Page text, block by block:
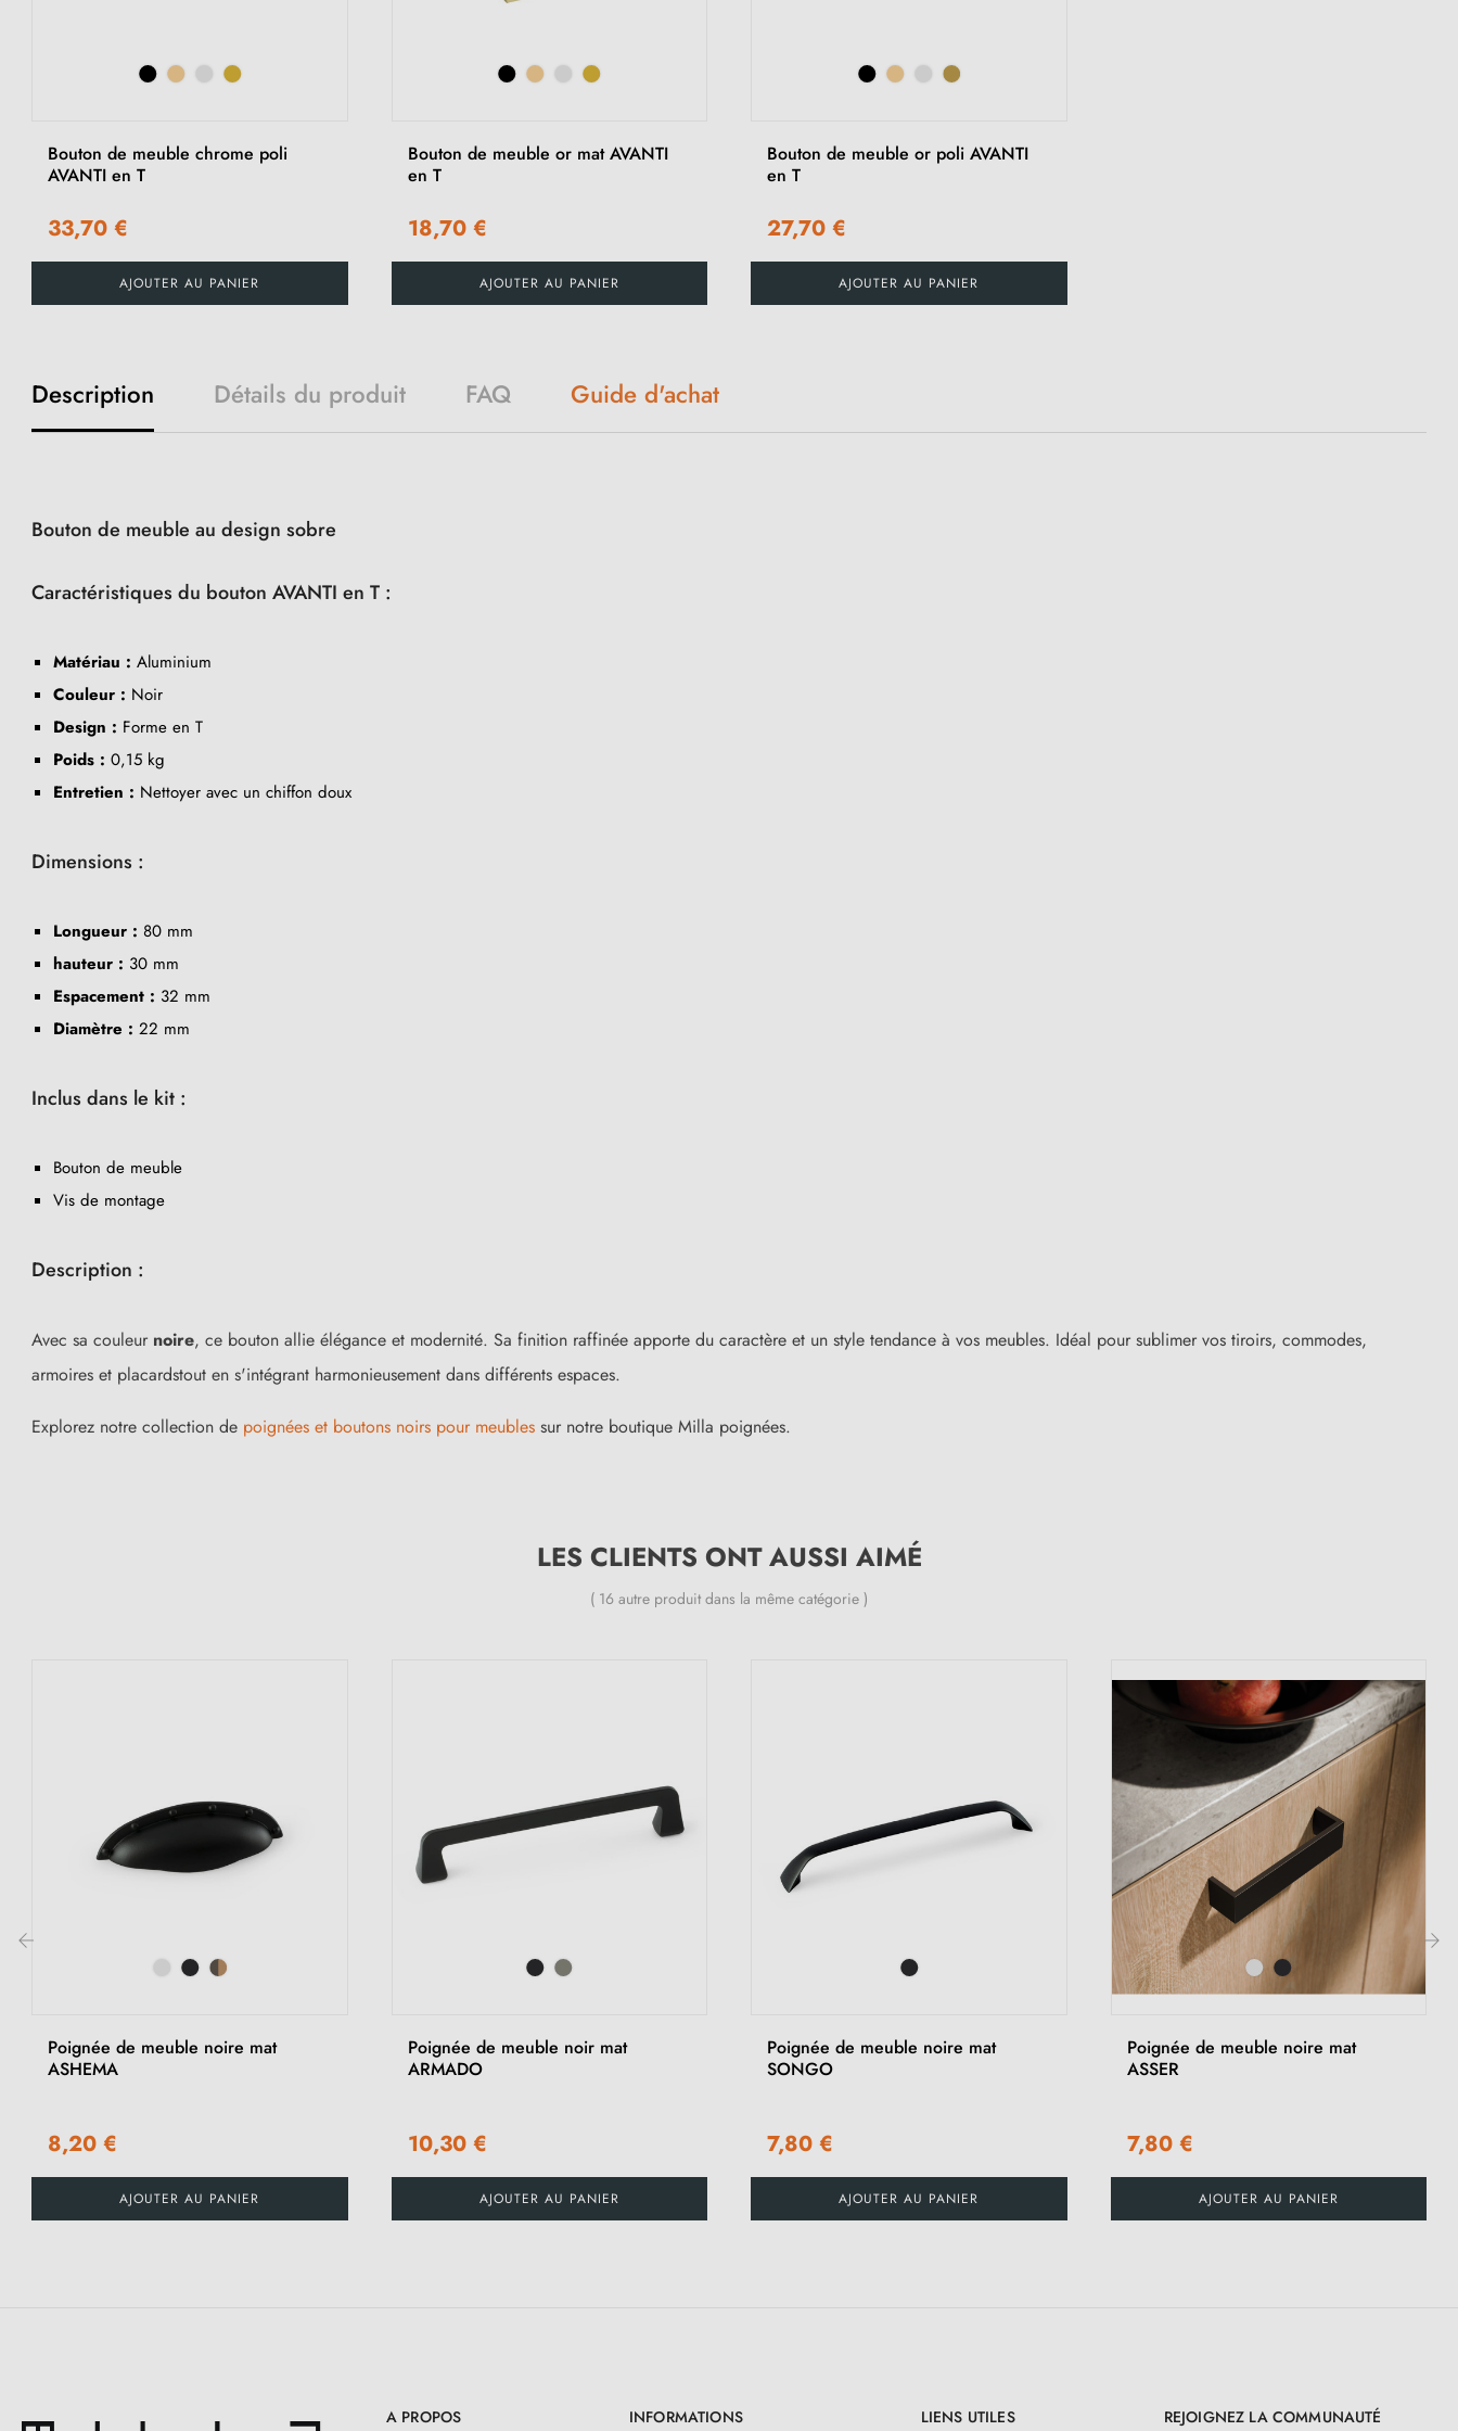
Bouton de meuble chrome poli
AVANTI en T
33,70 €
AJOUTER AU PANIER
Bouton de meuble or mat AVANTI
en T
18,70 €
AJOUTER AU PANIER
Bouton de meuble or poli AVANTI
en T
27,70 €
AJOUTER AU PANIER
Description Détails du produit FAQ Guide d'achat
Bouton de meuble au design sobre
Caractéristiques du bouton AVANTI en T :
Matériau : Aluminium
Couleur : Noir
Design : Forme en T
Poids : 0,15 kg
Entretien : Nettoyer avec un chiffon doux
Dimensions :
Longueur : 80 mm
hauteur : 30 mm
Espacement : 32 mm
Diamètre : 22 mm
Inclus dans le kit :
Bouton de meuble
Vis de montage
Description :
Avec sa couleur noire, ce bouton allie élégance et modernité. Sa finition raffinée apporte du caractère et un style tendance à vos meubles. Idéal pour sublimer vos tiroirs, commodes,
armoires et placardstout en s'intégrant harmonieusement dans différents espaces.
Explorez notre collection de poignées et boutons noirs pour meubles sur notre boutique Milla poignées.
LES CLIENTS ONT AUSSI AIMÉ
( 16 autre produit dans la même catégorie )
Poignée de meuble noire mat
ASHEMA
8,20 €
AJOUTER AU PANIER
Poignée de meuble noir mat
ARMADO
10,30 €
AJOUTER AU PANIER
Poignée de meuble noire mat
SONGO
7,80 €
AJOUTER AU PANIER
Poignée de meuble noire mat
ASSER
7,80 €
AJOUTER AU PANIER
A PROPOS INFORMATIONS LIENS UTILES REJOIGNEZ LA COMMUNAUTÉ